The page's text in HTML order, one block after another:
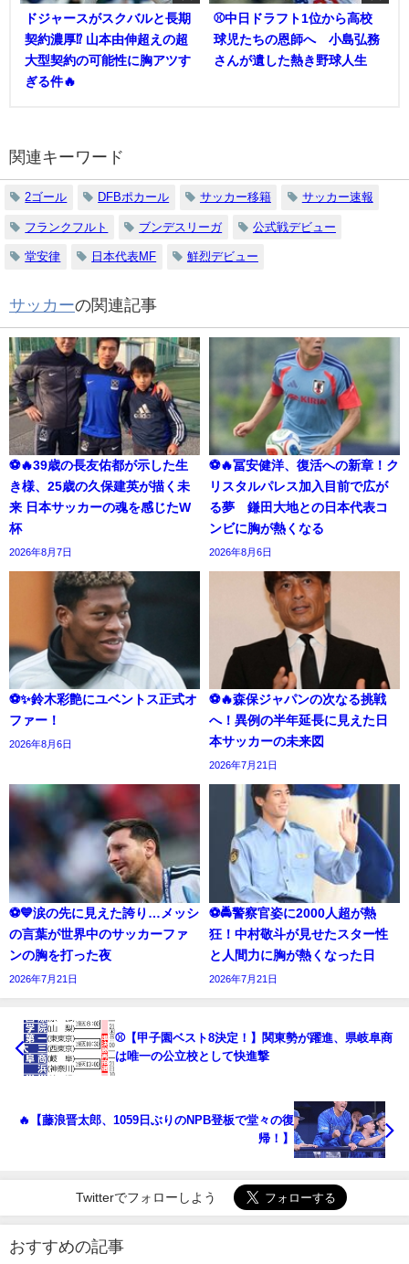
ドジャースがスクバルと長期
契約濃厚⁉︎ 山本由伸超えの超
大型契約の可能性に胸アツす
ぎる件🔥
⚾中日ドラフト1位から高校
球児たちの恩師へ 小島弘務
さんが遺した熱き野球人生
関連キーワード
2ゴール DFBポカール サッカー移籍 サッカー速報
フランクフルト ブンデスリーガ 公式戦デビュー
堂安律 日本代表MF 鮮烈デビュー
サッカーの関連記事
⚽🔥39歳の長友佑都が示した生
き様、25歳の久保建英が描く未
来 日本サッカーの魂を感じたW
杯
2026年8月7日
⚽🔥冨安健洋、復活への新章！ク
リスタルパレス加入目前で広が
る夢 鎌田大地との日本代表コ
ンビに胸が熱くなる
2026年8月6日
⚽✨鈴木彩艶にユベントス正式オ
ファー！
2026年8月6日
⚽🔥森保ジャパンの次なる挑戦
へ！異例の半年延長に見えた日
本サッカーの未来図
2026年7月21日
⚽💙涙の先に見えた誇り…メッシ
の言葉が世界中のサッカーファ
ンの胸を打った夜
2026年7月21日
⚽🚔警察官姿に2000人超が熱
狂！中村敬斗が見せたスター性
と人間力に胸が熱くなった日
2026年7月21日
⚾【甲子園ベスト8決定！】関東勢が躍進、県岐阜商
は唯一の公立校として快進撃
🔥【藤浪晋太郎、1059日ぶりのNPB登板で堂々の復
帰！】
Twitterでフォローしよう
おすすめの記事